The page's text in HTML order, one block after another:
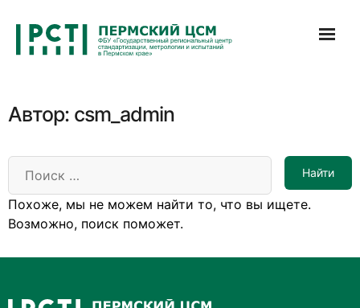
содержимому
Автор: csm_admin
Похоже, мы не можем найти то, что вы ищете.
Возможно, поиск поможет.